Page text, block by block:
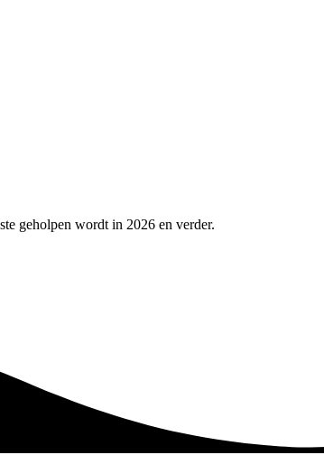
geholpen wordt in 2026 en verder.